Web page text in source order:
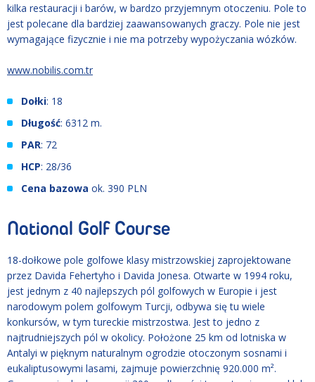
kilka restauracji i barów, w bardzo przyjemnym otoczeniu. Pole to
jest polecane dla bardziej zaawansowanych graczy. Pole nie jest
wymagające fizycznie i nie ma potrzeby wypożyczania wózków.
www.nobilis.com.tr
Dołki: 18
Długość: 6312 m.
PAR: 72
HCP: 28/36
Cena bazowa ok. 390 PLN
National Golf Course
18-dołkowe pole golfowe klasy mistrzowskiej zaprojektowane
przez Davida Fehertyho i Davida Jonesa. Otwarte w 1994 roku,
jest jednym z 40 najlepszych pól golfowych w Europie i jest
narodowym polem golfowym Turcji, odbywa się tu wiele
konkursów, w tym tureckie mistrzostwa. Jest to jedno z
najtrudniejszych pól w okolicy. Położone 25 km od lotniska w
Antalyi w pięknym naturalnym ogrodzie otoczonym sosnami i
eukaliptusowymi lasami, zajmuje powierzchnię 920.000 m².